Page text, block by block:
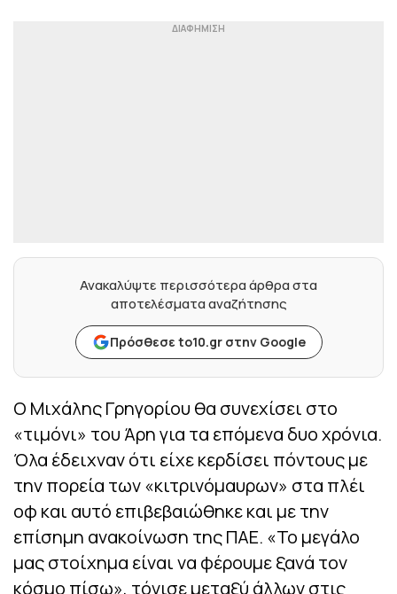
Ανακαλύψτε περισσότερα άρθρα στα
αποτελέσματα αναζήτησης
Πρόσθεσε to10.gr στην Google
Ο Μιχάλης Γρηγορίου θα συνεχίσει στο
«τιμόνι» του Άρη για τα επόμενα δυο χρόνια.
Όλα έδειχναν ότι είχε κερδίσει πόντους με
την πορεία των «κιτρινόμαυρων» στα πλέι
οφ και αυτό επιβεβαιώθηκε και με την
επίσημη ανακοίνωση της ΠΑΕ. «Το μεγάλο
μας στοίχημα είναι να φέρουμε ξανά τον
κόσμο πίσω», τόνισε μεταξύ άλλων στις